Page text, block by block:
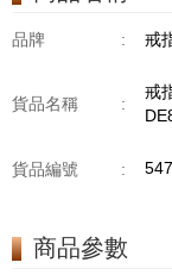
品牌 : 戒
貨品名稱 :
戒
貨品編號 :
商品參數